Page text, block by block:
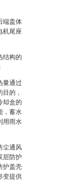
端盖体
机尾座
结构的
量通过
的，
却盒的
，蓄水
用雨水
尘通风
层防护
护盖壳
变提供